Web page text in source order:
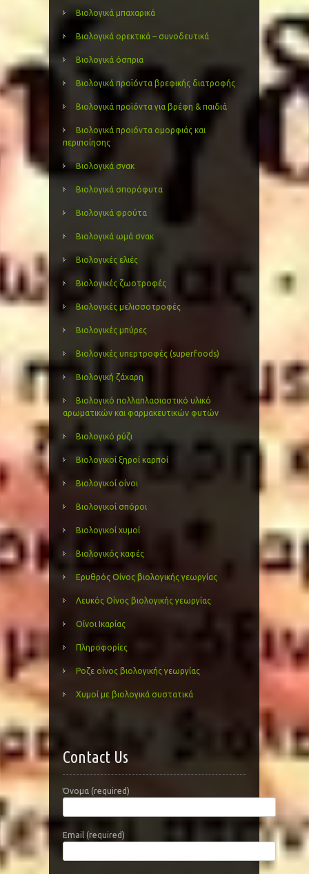
Βιολογικά μπαχαρικά
Βιολογικά ορεκτικά – συνοδευτικά
Βιολογικά όσπρια
Βιολογικά προϊόντα βρεφικής διατροφής
Βιολογικά προϊόντα για βρέφη & παιδιά
Βιολογικά προιόντα ομορφιάς και
περιποίησης
Βιολογικά σνακ
Βιολογικά σπορόφυτα
Βιολογικά φρούτα
Βιολογικά ωμά σνακ
Βιολογικές ελιές
Βιολογικές ζωοτροφές
Βιολογικές μελισσοτροφές
Βιολογικές μπύρες
Βιολογικές υπερτροφές (superfoods)
Βιολογική ζάχαρη
Βιολογικό πολλαπλασιαστικό υλικό
αρωματικών και φαρμακευτικών φυτών
Βιολογικό ρύζι
Βιολογικοί ξηροί καρποί
Βιολογικοί οίνοι
Βιολογικοί σπόροι
Βιολογικοί χυμοί
Βιολογικός καφές
Ερυθρός Οίνος βιολογικής γεωργίας
Λευκός Οίνος βιολογικής γεωργίας
Οίνοι Ικαρίας
Πληροφορίες
Ροζε οίνος βιολογικής γεωργίας
Χυμοί με βιολογικά συστατικά
Contact Us
Όνομα (required)
Email (required)